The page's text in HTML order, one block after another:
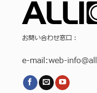
お問い合わせ窓口：
e-mail:web-info